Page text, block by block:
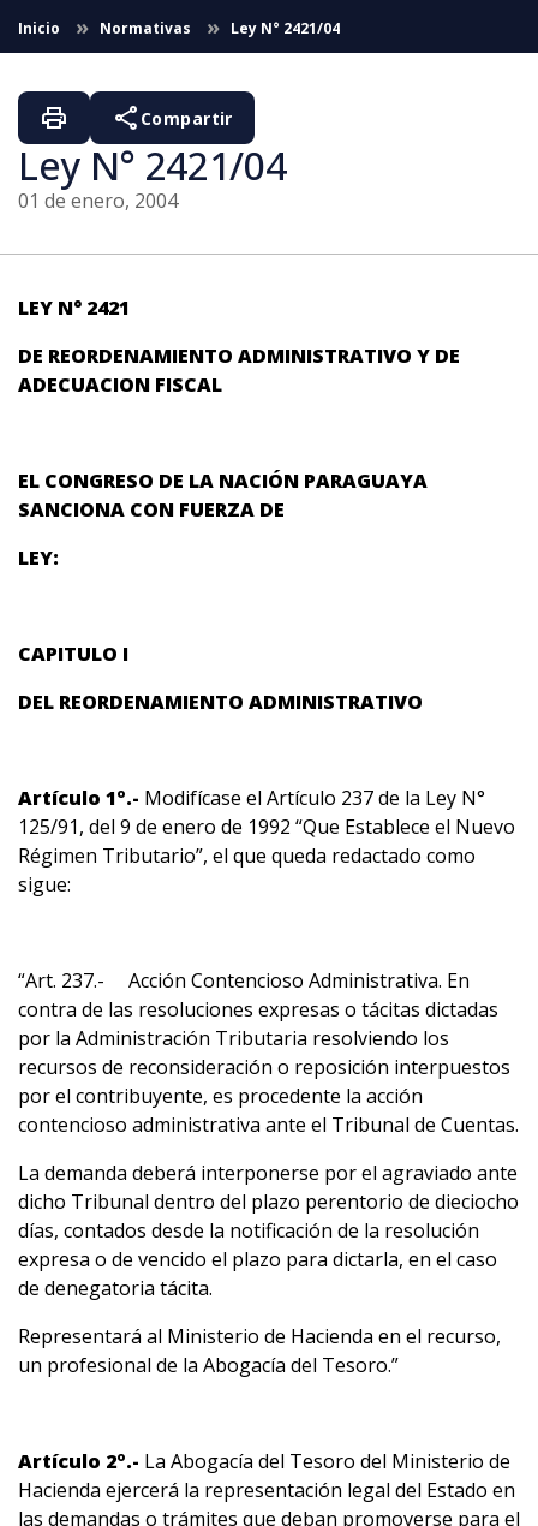
Saltar al contenido principal
Inicio Normativas Ley N° 2421/04
Ley N° 2421/04
01 de enero, 2004
print share Compartir
LEY N° 2421
DE REORDENAMIENTO ADMINISTRATIVO Y DE
ADECUACION FISCAL
EL CONGRESO DE LA NACIÓN PARAGUAYA
SANCIONA CON FUERZA DE
LEY:
CAPITULO I
DEL REORDENAMIENTO ADMINISTRATIVO
Artículo 1º.- Modifícase el Artículo 237 de la Ley N°
125/91, del 9 de enero de 1992 “Que Establece el Nuevo
Régimen Tributario”, el que queda redactado como
sigue:
“Art. 237.- Acción Contencioso Administrativa. En
contra de las resoluciones expresas o tácitas dictadas
por la Administración Tributaria resolviendo los
recursos de reconsideración o reposición interpuestos
por el contribuyente, es procedente la acción
contencioso administrativa ante el Tribunal de Cuentas.
La demanda deberá interponerse por el agraviado ante
dicho Tribunal dentro del plazo perentorio de dieciocho
días, contados desde la notificación de la resolución
expresa o de vencido el plazo para dictarla, en el caso
de denegatoria tácita.
Representará al Ministerio de Hacienda en el recurso,
un profesional de la Abogacía del Tesoro.”
Artículo 2º.- La Abogacía del Tesoro del Ministerio de
Hacienda ejercerá la representación legal del Estado en
las demandas o trámites que deban promoverse para el